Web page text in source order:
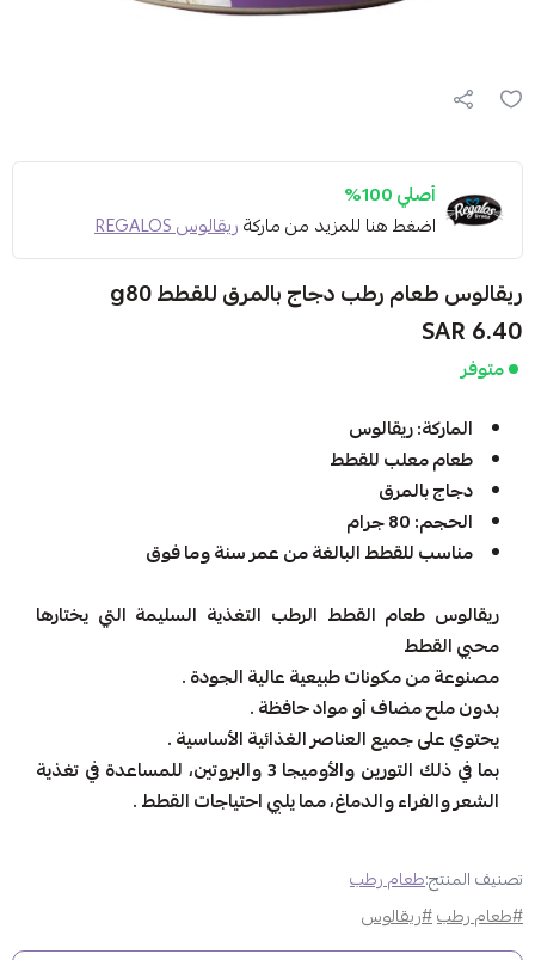
أصلي 100%
اضغط هنا للمزيد من ماركةريقالوس REGALOS
ريقالوس طعام رطب دجاج بالمرق للقطط g80
6.40 SAR
متوفر
الماركة: ريقالوس
طعام معلب للقطط
دجاج بالمرق
الحجم: 80 جرام
مناسب للقطط البالغة من عمر سنة وما فوق
ريقالوس طعام القطط الرطب التغذية السليمة التي يختارها
محبي القطط
مصنوعة من مكونات طبيعية عالية الجودة .
بدون ملح مضاف أو مواد حافظة .
يحتوي على جميع العناصر الغذائية الأساسية .
بما في ذلك التورين والأوميجا 3 والبروتين، للمساعدة في تغذية
الشعر والفراء والدماغ، مما يلبي احتياجات القطط .
تصنيف المنتج:طعام رطب
#طعام رطب#ريقالوس